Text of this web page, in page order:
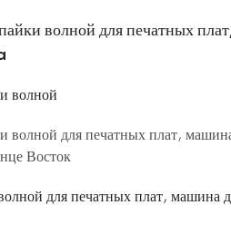
волной для печатных
волной
волной для печатных плат,
Восток
для печатных плат, машина